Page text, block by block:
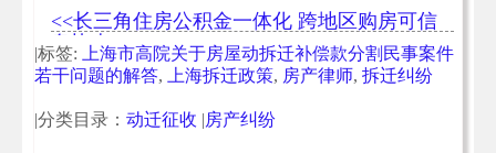
<<长三角住房公积金一体化 跨地区购房可信
息协查
|标签:
上海市高院关于房屋动拆迁补偿款分割民事案件
若干问题的解答, 上海拆迁政策, 房产律师, 拆迁纠纷
|分类目录： 动迁征收 |房产纠纷